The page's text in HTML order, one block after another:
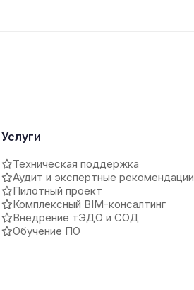
Услуги
Техническая поддержка
Аудит и экспертные рекомендации
Пилотный проект
Комплексный BIM-консалтинг
Внедрение тЭДО и СОД
Обучение ПО